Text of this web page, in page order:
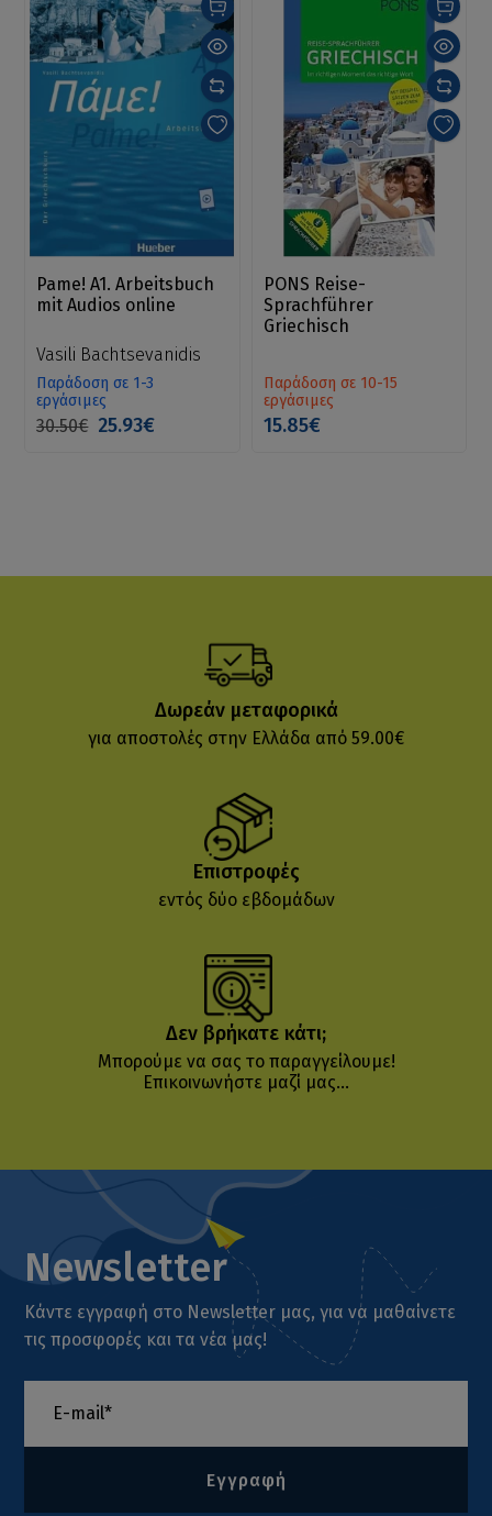
Pame! A1. Arbeitsbuch
mit Audios online
Vasili Bachtsevanidis
Παράδοση σε 1-3
εργάσιμες
30.50€ 25.93€
PONS Reise-
Sprachführer
Griechisch
Παράδοση σε 10-15
εργάσιμες
15.85€
Δωρεάν μεταφορικά
για αποστολές στην Ελλάδα από 59.00€
Επιστροφές
εντός δύο εβδομάδων
Δεν βρήκατε κάτι;
Μπορούμε να σας το παραγγείλουμε!
Επικοινωνήστε μαζί μας...
Newsletter
Κάντε εγγραφή στο Newsletter μας, για να μαθαίνετε
τις προσφορές και τα νέα μας!
Εγγραφή